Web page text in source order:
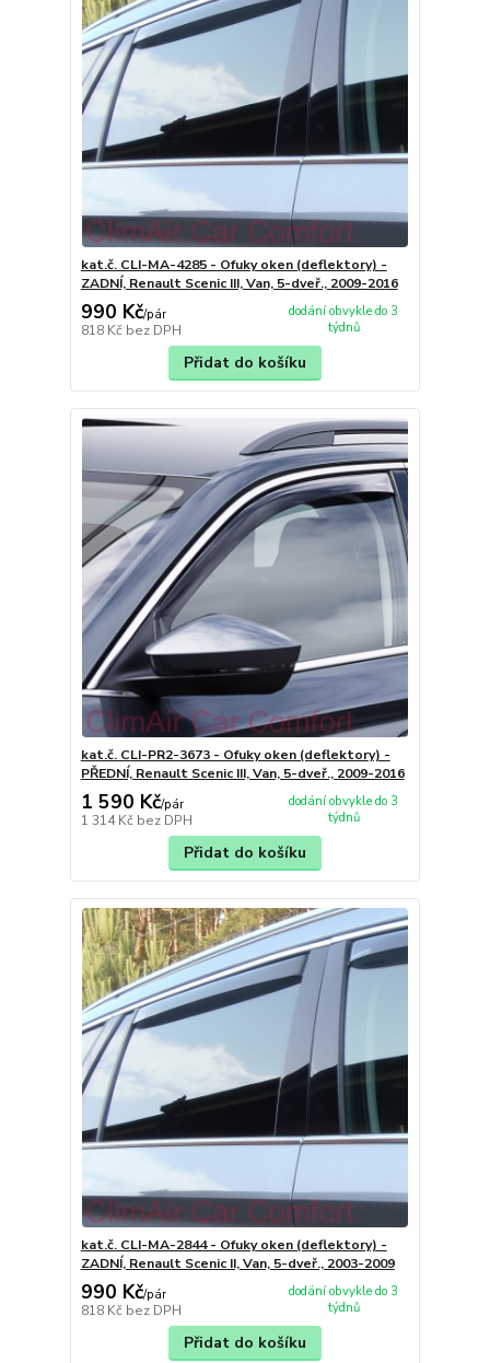
kat.č. CLI-MA-4285 - Ofuky oken (deflektory) -
ZADNÍ, Renault Scenic III, Van, 5-dveř., 2009-2016
990 Kč/pár
818 Kč bez DPH
dodání obvykle do 3
týdnů
Přidat do košíku
kat.č. CLI-PR2-3673 - Ofuky oken (deflektory) -
PŘEDNÍ, Renault Scenic III, Van, 5-dveř., 2009-2016
1 590 Kč/pár
1 314 Kč bez DPH
dodání obvykle do 3
týdnů
Přidat do košíku
kat.č. CLI-MA-2844 - Ofuky oken (deflektory) -
ZADNÍ, Renault Scenic II, Van, 5-dveř., 2003-2009
990 Kč/pár
818 Kč bez DPH
dodání obvykle do 3
týdnů
Přidat do košíku